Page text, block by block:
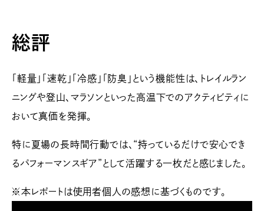
総評
「軽量」「速乾」「冷感」「防臭」という機能性は、トレイルラン
ニングや登山、マラソンといった高温下でのアクティビティに
おいて真価を発揮。
特に夏場の長時間行動では、“持っているだけで安心でき
るパフォーマンスギア”として活躍する一枚だと感じました。
※本レポートは使用者個人の感想に基づくものです。